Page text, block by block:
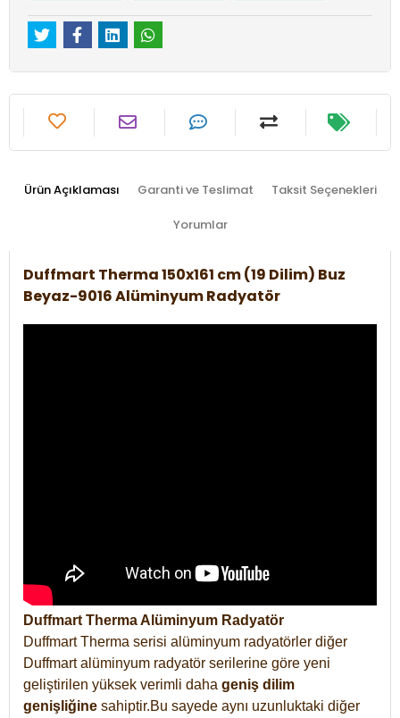
Ürün Açıklaması Garanti ve Teslimat Taksit Seçenekleri
Yorumlar
Duffmart Therma 150x161 cm (19 Dilim) Buz
Beyaz-9016 Alüminyum Radyatör
Duffmart Therma Alüminyum Radyatör
Duffmart Therma serisi alüminyum radyatörler diğer
Duffmart alüminyum radyatör serilerine göre yeni
geliştirilen yüksek verimli daha geniş dilim
genişliğine sahiptir.Bu sayede aynı uzunluktaki diğer